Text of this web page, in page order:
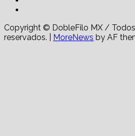
Copyright © DobleFilo MX /
reservados.
MoreNews by AF